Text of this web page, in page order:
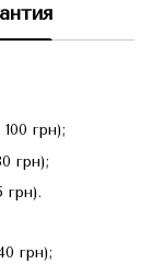
грн);
грн);
грн).
грн);